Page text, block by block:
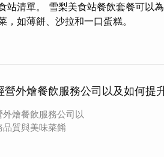
站清單。 雪梨美食站餐飲套餐可以
，如薄餅、沙拉和一口蛋糕。
營外燴餐飲服務公司以及如何提
燴餐飲服務公司以
品質與美味菜餚